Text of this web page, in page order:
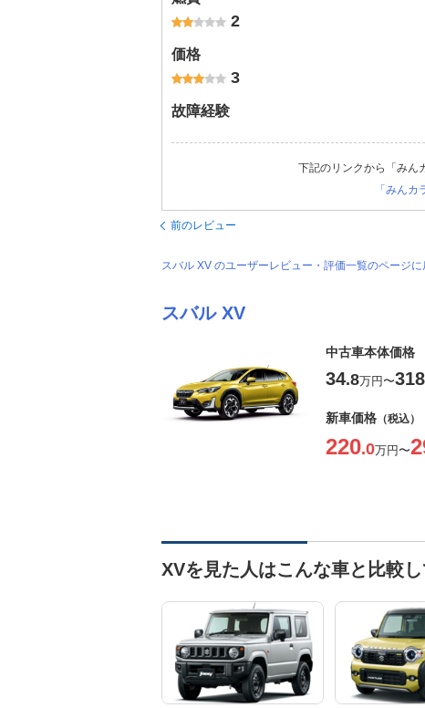
2
価格
3
故障経験
下記のリンクから「みん
「みん
前のレビュー
スバル XV のユーザーレビュー・評価一覧のページに
スバル XV
中古車本体価格
34.8万円〜318
新車価格 （税込）
220.0万円〜
XVを見た人はこんな車と比較